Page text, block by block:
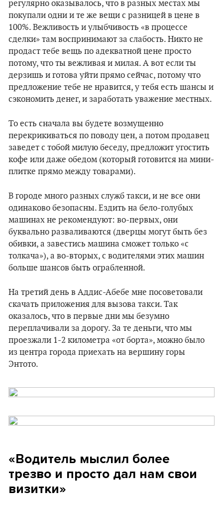
регулярно оказывалось, что в разных местах мы
покупали одни и те же вещи с разницей в цене в
100%. Вежливость и улыбчивость «в процессе
сделки» там воспринимают за слабость. Никто не
продаст тебе вещь по адекватной цене просто
потому, что ты вежливая и милая. А вот если ты
дерзишь и готова уйти прямо сейчас, потому что
предложение тебе не нравится, у тебя есть шансы и
сэкономить денег, и заработать уважение местных.
То есть сначала вы будете возмущенно
перекрикиваться по поводу цен, а потом продавец
заведет с тобой милую беседу, предложит угостить
кофе или даже обедом (который готовится на мини-
плитке прямо между товарами).
В городе много разных служб такси, и не все они
одинаково безопасны. Ездить на бело-голубых
машинах не рекомендуют: во-первых, они
буквально разваливаются (дверцы могут быть без
обивки, а завестись машина сможет только «с
толкача»), а во-вторых, с водителями этих машин
больше шансов быть ограбленной.
На третий день в Аддис-Абебе мне посоветовали
скачать приложения для вызова такси. Так
оказалось, что в первые дни мы безумно
переплачивали за дорогу. За те деньги, что мы
проезжали 1-2 километра «от борта», можно было
из центра города приехать на вершину горы
Энтото.
«Водитель мыслил более
трезво и просто дал нам свои
визитки»